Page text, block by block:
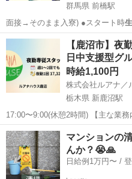
群馬県 前橋駅
面接→そのまま入寮) ●スタート時
人/…
群馬 前橋市 前橋駅 仕
【鹿沼市】夜
日中支援型グ
時給1,100円
株式会社ルアナ／
栃木県 新鹿沼駅
17:00〜9:00(休憩2時間) 【主な業務内容】 ・夕食、朝食の準備（湯煎
中心の簡単調理） ・食事の見守り
間の巡回 ・支援記録の記入 ・朝の
栃木 鹿沼市 そ
マンションの
んか？😭🙏
日